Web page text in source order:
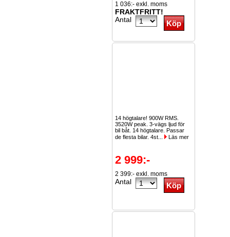
1 036:- exkl. moms
FRAKTFRITT!
Antal
14 högtalare! 900W RMS.
3520W peak. 3-vägs ljud för
bil båt. 14 högtalare. Passar
de flesta bilar. 4st...
Läs mer
2 999:-
2 399:- exkl. moms
Antal